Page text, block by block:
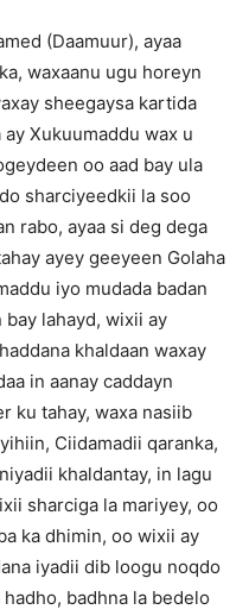
(Daamuur), ayaa
waxaanu ugu horeyn
sheegaysa kartida
Xukuumaddu wax u
oo aad bay ula
sharciyeedkii la soo
rabo, ayaa si deg dega
ayey geeyeen Golaha
iyo mudada badan
bay lahayd, wixii ay
khaldaan waxay
in aanay caddayn
ku tahay, waxa nasiib
Ciidamadii qaranka,
khaldantay, in lagu
sharciga la mariyey, oo
ka dhimin, oo wixii ay
iyadii dib loogu noqdo
badhna la bedelo